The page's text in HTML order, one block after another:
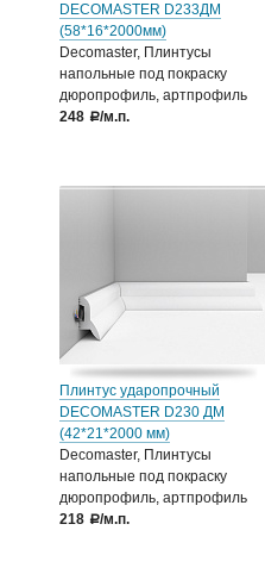
DECOMASTER D233ДМ
(58*16*2000мм)
Decomaster, Плинтусы
напольные под покраску
дюропрофиль, артпрофиль
248
a/м.п.
Плинтус ударопрочный
DECOMASTER D230 ДМ
(42*21*2000 мм)
Decomaster, Плинтусы
напольные под покраску
дюропрофиль, артпрофиль
218
a/м.п.